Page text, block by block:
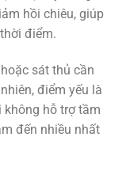
hồi chiêu, giúp
điểm.
sát thủ cần
điểm yếu là
hỗ trợ tầm
đến nhiều nhất